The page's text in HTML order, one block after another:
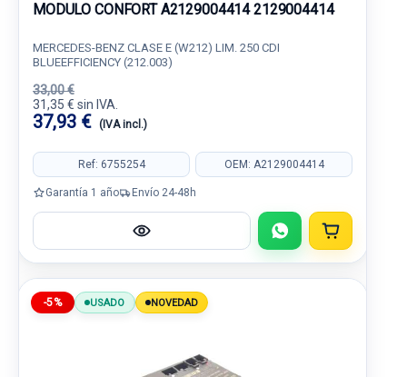
MODULO CONFORT A2129004414 2129004414
MERCEDES-BENZ CLASE E (W212) LIM. 250 CDI
BLUEEFFICIENCY (212.003)
33,00 €
31,35 € sin IVA.
37,93 € (IVA incl.)
Ref: 6755254 OEM: A2129004414
Garantía 1 año Envío 24-48h
-5% USADO NOVEDAD